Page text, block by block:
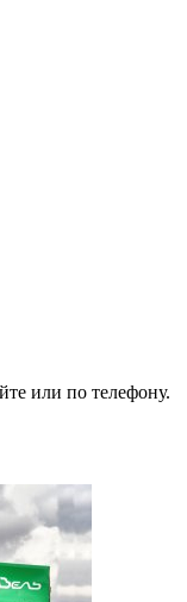
или по телефону.